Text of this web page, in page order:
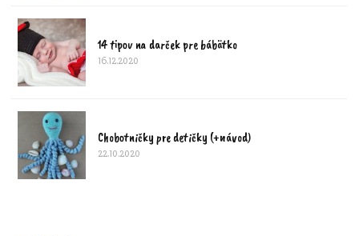
14 tipov na darček pre bábätko
16.12.2020
Chobotničky pre detičky (+návod)
22.10.2020